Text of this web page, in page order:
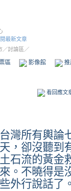
最新文章
／討論區／
區 影像館
看回應文
灣所有輿論
，卻沒聽到
石流的黃金
。不曉得是
外行說話了